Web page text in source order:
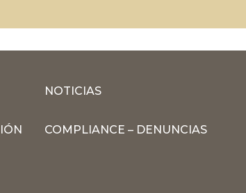
NOTICIAS
COMPLIANCE – DENUNCIAS